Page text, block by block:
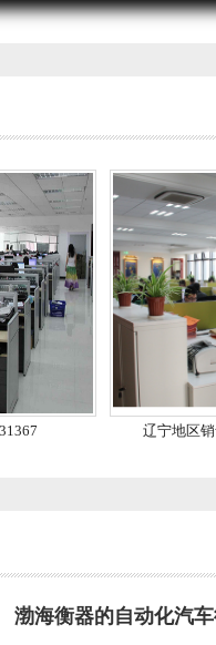
辽宁地区
渤海衡器的自动化汽